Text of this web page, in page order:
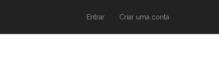
Entrar Criar uma conta